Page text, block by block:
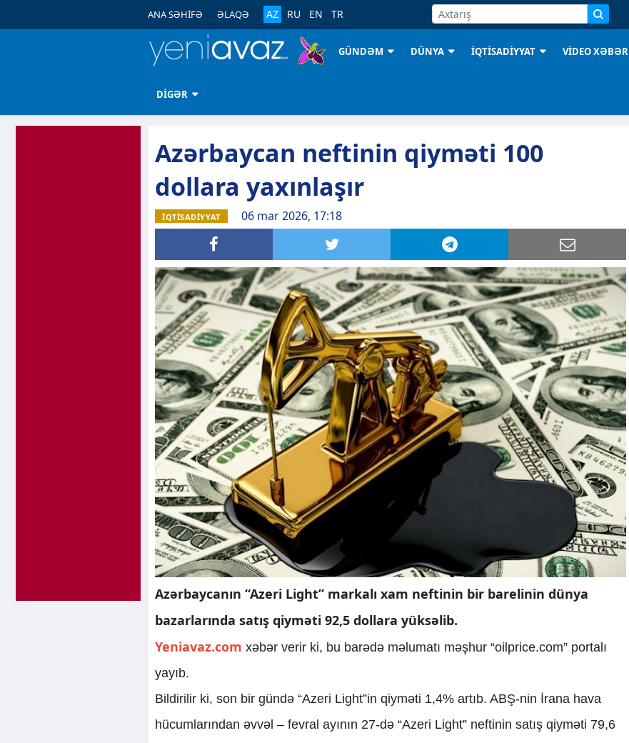
ANA SƏHİFƏ ƏLAQƏ AZ RU EN TR
GÜNDƏM DÜNYA İQTİSADİYYAT VİDEO XƏBƏR
DİGƏR
Azərbaycan neftinin qiyməti 100
dollara yaxınlaşır
İQTİSADİYYAT 06 mar 2026, 17:18
Azərbaycanın “Azeri Light” markalı xam neftinin bir barelinin dünya
bazarlarında satış qiyməti 92,5 dollara yüksəlib.
Yeniavaz.com xəbər verir ki, bu barədə məlumatı məşhur “oilprice.com” portalı
yayıb.
Bildirilir ki, son bir gündə “Azeri Light”in qiyməti 1,4% artıb. ABŞ-nin İrana hava
hücumlarından əvvəl – fevral ayının 27-də “Azeri Light” neftinin satış qiyməti 79,6